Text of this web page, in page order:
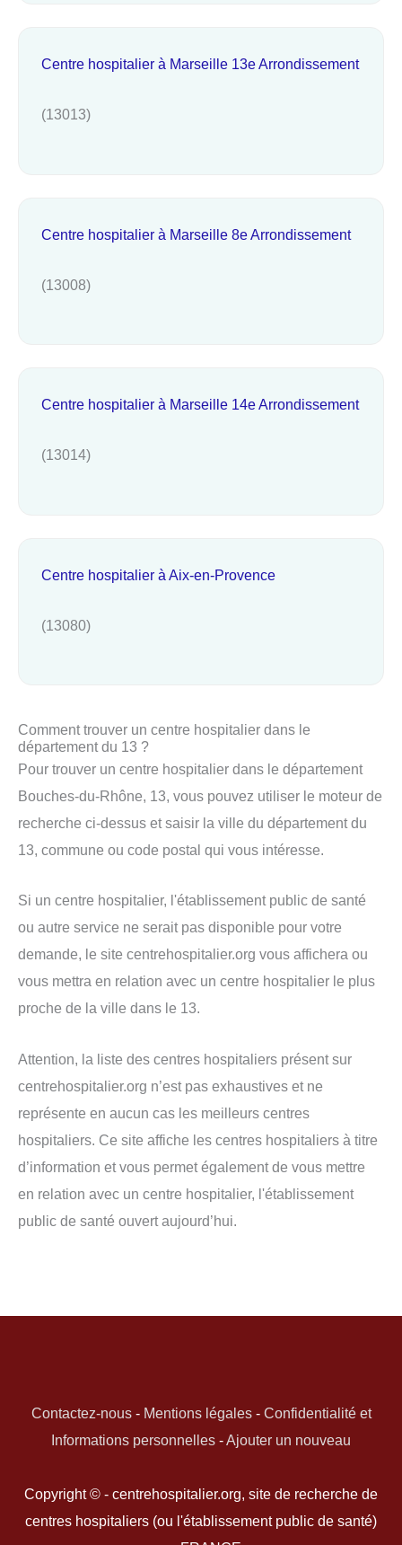
Centre hospitalier à Marseille 13e Arrondissement
(13013)
Centre hospitalier à Marseille 8e Arrondissement
(13008)
Centre hospitalier à Marseille 14e Arrondissement
(13014)
Centre hospitalier à Aix-en-Provence
(13080)
Comment trouver un centre hospitalier dans le
département du 13 ?
Pour trouver un centre hospitalier dans le département
Bouches-du-Rhône, 13, vous pouvez utiliser le moteur de
recherche ci-dessus et saisir la ville du département du
13, commune ou code postal qui vous intéresse.
Si un centre hospitalier, l'établissement public de santé
ou autre service ne serait pas disponible pour votre
demande, le site centrehospitalier.org vous affichera ou
vous mettra en relation avec un centre hospitalier le plus
proche de la ville dans le 13.
Attention, la liste des centres hospitaliers présent sur
centrehospitalier.org n’est pas exhaustives et ne
représente en aucun cas les meilleurs centres
hospitaliers. Ce site affiche les centres hospitaliers à titre
d’information et vous permet également de vous mettre
en relation avec un centre hospitalier, l'établissement
public de santé ouvert aujourd’hui.
Contactez-nous- Mentions légales- Confidentialité et
Informations personnelles -Ajouter un nouveau
Copyright © - centrehospitalier.org, site de recherche de
centres hospitaliers (ou l'établissement public de santé)